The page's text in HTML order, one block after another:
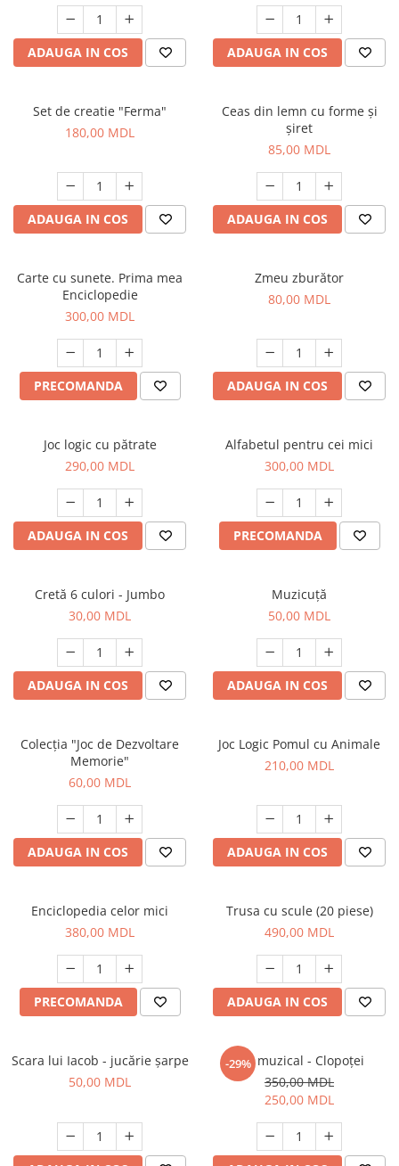
ADAUGA IN COS ADAUGA IN COS
Set de creatie "Ferma"
180,00 MDL
ADAUGA IN COS
Ceas din lemn cu forme și
șiret
85,00 MDL
ADAUGA IN COS
Carte cu sunete. Prima mea
Enciclopedie
300,00 MDL
PRECOMANDA
Zmeu zburător
80,00 MDL
ADAUGA IN COS
Joc logic cu pătrate
290,00 MDL
ADAUGA IN COS
Alfabetul pentru cei mici
300,00 MDL
PRECOMANDA
Cretă 6 culori - Jumbo
30,00 MDL
ADAUGA IN COS
Muzicuță
50,00 MDL
ADAUGA IN COS
Colecția "Joc de Dezvoltare
Memorie"
60,00 MDL
ADAUGA IN COS
Joc Logic Pomul cu Animale
210,00 MDL
ADAUGA IN COS
Enciclopedia celor mici
380,00 MDL
PRECOMANDA
Trusa cu scule (20 piese)
490,00 MDL
ADAUGA IN COS
Scara lui Iacob - jucărie șarpe
50,00 MDL
-29%
Set muzical - Clopoței
350,00 MDL
250,00 MDL